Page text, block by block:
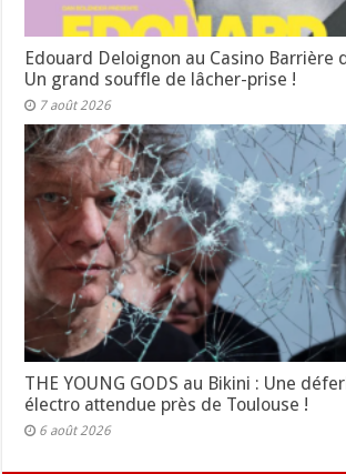
Edouard Deloignon au Casino Barrière
Un grand souffle de lâcher-prise !
7 août 2026
THE YOUNG GODS au Bikini : Une
électro attendue près de Toulouse !
6 août 2026